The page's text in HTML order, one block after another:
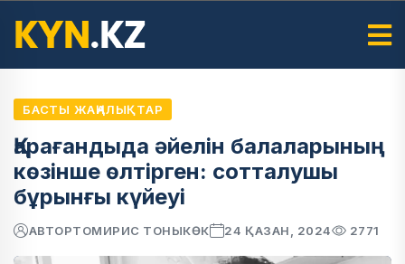
БАСТЫ ЖАҢАЛЫҚТАР
Қарағандыда әйелін балаларының
көзінше өлтірген: сотталушы
бұрынғы күйеуі
АВТОРТОМИРИС ТОНЫКӨК 24 ҚАЗАН, 2024 2771